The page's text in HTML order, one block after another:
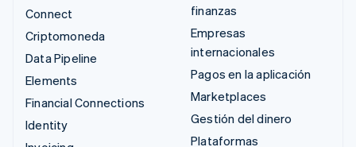
Connect
Criptomoneda
Data Pipeline
Elements
Financial Connections
Identity
finanzas
Empresas
internacionales
Pagos en la aplicación
Marketplaces
Gestión del dinero
Plataformas